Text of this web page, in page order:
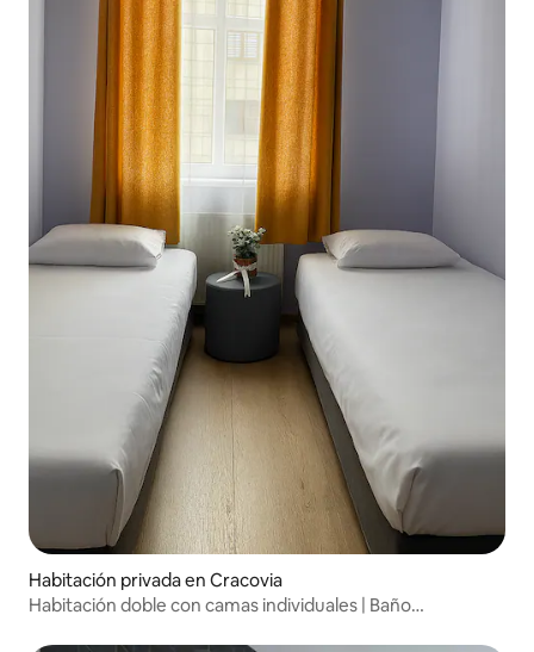
Habitación privada en Cracovia
Habitación doble con camas individuales | Baño